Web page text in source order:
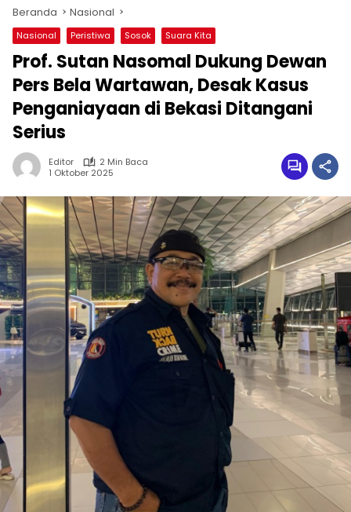
Beranda Nasional
Nasional Peristiwa Sosok Suara Kita
Prof. Sutan Nasomal Dukung Dewan
Pers Bela Wartawan, Desak Kasus
Penganiayaan di Bekasi Ditangani
Serius
Editor
2 Min Baca
1 Oktober 2025